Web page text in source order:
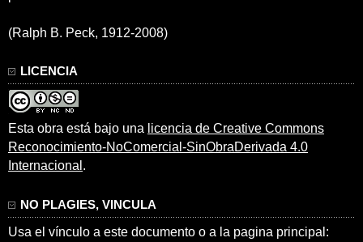
(Ralph B. Peck, 1912-2008)
LICENCIA
Esta obra está bajo una licencia de Creative Commons
Reconocimiento-NoComercial-SinObraDerivada 4.0
Internacional .
NO PLAGIES, VINCULA
Usa el vínculo a este documento o a la pagina principal: